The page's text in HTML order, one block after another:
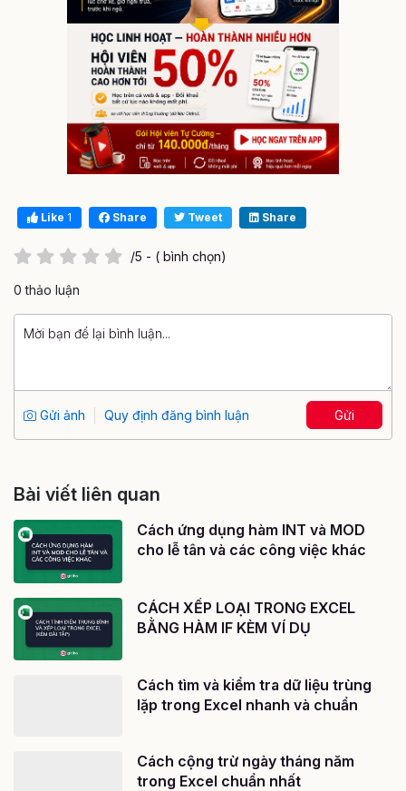
Like 1 Share Tweet Share
/5 - ( bình chọn)
0 thảo luận
Gửi ảnh Quy định đăng bình luận Gửi
Bài viết liên quan
Cách ứng dụng hàm INT và MOD
cho lễ tân và các công việc khác
CÁCH XẾP LOẠI TRONG EXCEL
BẰNG HÀM IF KÈM VÍ DỤ
Cách tìm và kiểm tra dữ liệu trùng
lặp trong Excel nhanh và chuẩn
Cách cộng trừ ngày tháng năm
trong Excel chuẩn nhất